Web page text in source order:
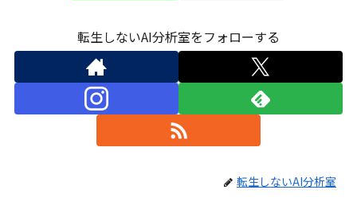
転生しないAI分析室をフォローする
転生しないAI分析室